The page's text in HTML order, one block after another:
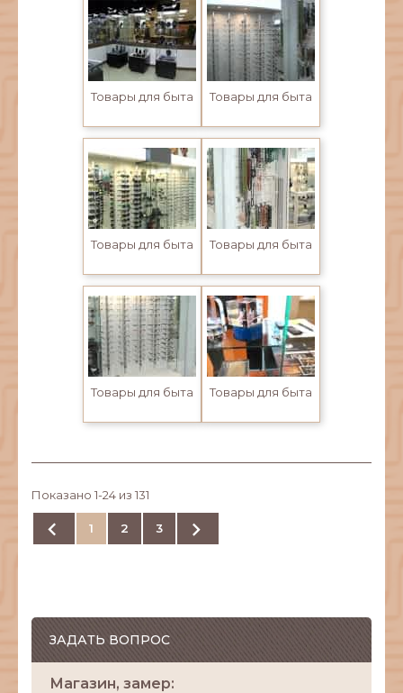
Товары для быта Товары для быта
Товары для быта Товары для быта
Товары для быта Товары для быта
Показано 1-24 из 131
 1 2 3 
ЗАДАТЬ ВОПРОС
Магазин, замер: